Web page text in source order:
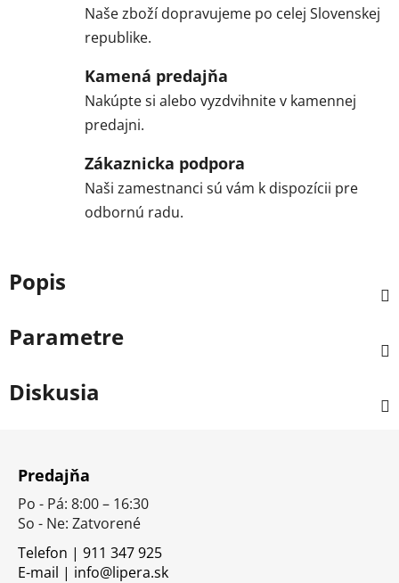
Naše zboží dopravujeme po celej Slovenskej
republike.
Kamená predajňa
Nakúpte si alebo vyzdvihnite v kamennej
predajni.
Zákaznicka podpora
Naši zamestnanci sú vám k dispozícii pre
odbornú radu.
Popis
Parametre
Diskusia
Predajňa
Po - Pá: 8:00 – 16:30
So - Ne: Zatvorené
Telefon | 911 347 925
E-mail | info@lipera.sk